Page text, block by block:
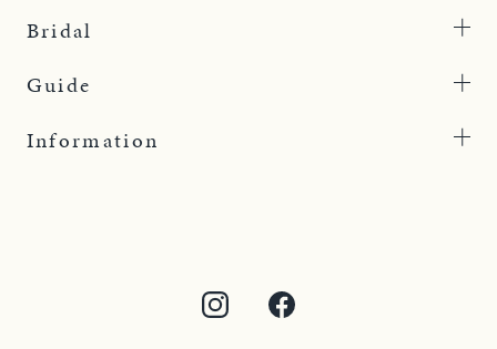
Bridal
Guide
Information